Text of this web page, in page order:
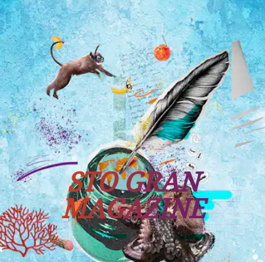
Tutti i viaggi Prossime partenze
STO GRAN
MAGAZINE